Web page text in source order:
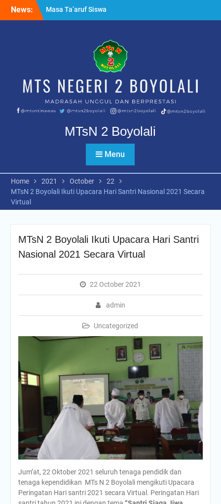
News:
Masa Ta’aruf Siswa
Madrasah MTsN 2 Boyolali
Apel pagi bersama
Kapolsek Nogosari
MTsN 2 Boyolali
Menu
Home 2021 October
22
MTsN 2 Boyolali Ikuti Upacara Hari Santri Nasional 2021 Secara
Virtual
MTsN 2 Boyolali Ikuti Upacara Hari Santri
Nasional 2021 Secara Virtual
22 October 2021
admin
Uncategorized
Jum’at, 22 Oktober 2021 seluruh tenaga pendidik dan
tenaga kependidikan MTs N 2 Boyolali mengikuti Upacara
Peringatan Hari santri 2021 secara Virtual. Peringatan Hari